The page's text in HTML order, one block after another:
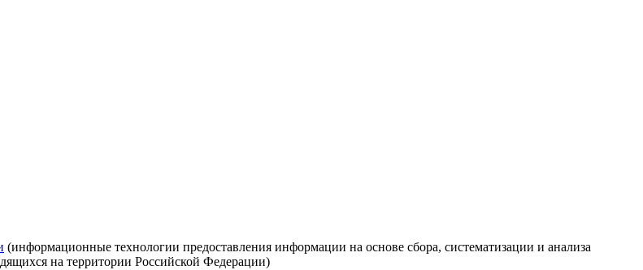
(информационные технологии предоставления информации на основе сбора, систематизации и анализа
на территории Российской Федерации)